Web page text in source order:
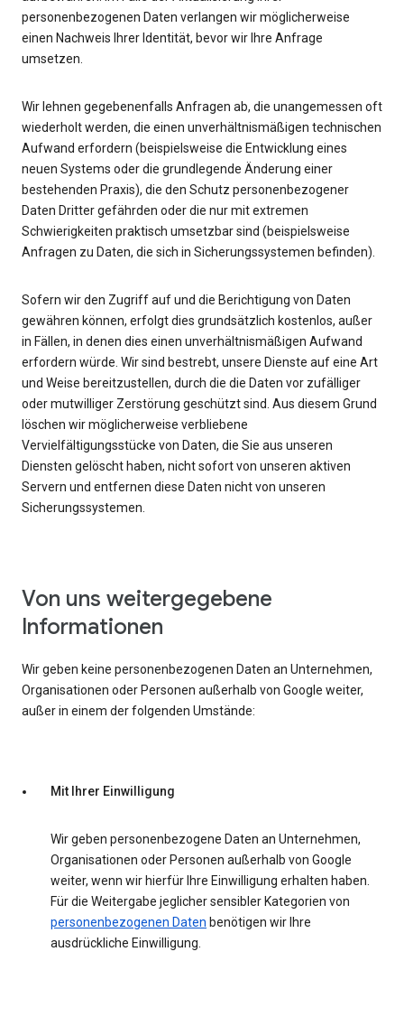
personenbezogenen Daten verlangen wir möglicherweise
einen Nachweis Ihrer Identität, bevor wir Ihre Anfrage
umsetzen.
Wir lehnen gegebenenfalls Anfragen ab, die unangemessen oft
wiederholt werden, die einen unverhältnismäßigen technischen
Aufwand erfordern (beispielsweise die Entwicklung eines
neuen Systems oder die grundlegende Änderung einer
bestehenden Praxis), die den Schutz personenbezogener
Daten Dritter gefährden oder die nur mit extremen
Schwierigkeiten praktisch umsetzbar sind (beispielsweise
Anfragen zu Daten, die sich in Sicherungssystemen befinden).
Sofern wir den Zugriff auf und die Berichtigung von Daten
gewähren können, erfolgt dies grundsätzlich kostenlos, außer
in Fällen, in denen dies einen unverhältnismäßigen Aufwand
erfordern würde. Wir sind bestrebt, unsere Dienste auf eine Art
und Weise bereitzustellen, durch die die Daten vor zufälliger
oder mutwilliger Zerstörung geschützt sind. Aus diesem Grund
löschen wir möglicherweise verbliebene
Vervielfältigungsstücke von Daten, die Sie aus unseren
Diensten gelöscht haben, nicht sofort von unseren aktiven
Servern und entfernen diese Daten nicht von unseren
Sicherungssystemen.
Von uns weitergegebene
Informationen
Wir geben keine personenbezogenen Daten an Unternehmen,
Organisationen oder Personen außerhalb von Google weiter,
außer in einem der folgenden Umstände:
Mit Ihrer Einwilligung
Wir geben personenbezogene Daten an Unternehmen,
Organisationen oder Personen außerhalb von Google
weiter, wenn wir hierfür Ihre Einwilligung erhalten haben.
Für die Weitergabe jeglicher sensibler Kategorien von
personenbezogenen Daten benötigen wir Ihre
ausdrückliche Einwilligung.